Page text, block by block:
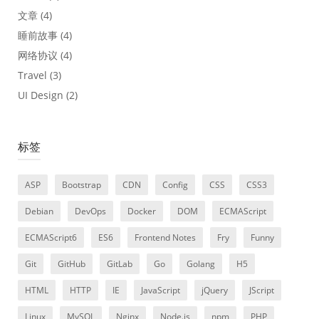
文章 (4)
睡前故事 (4)
网络协议 (4)
Travel (3)
UI Design (2)
标签
ASP Bootstrap CDN Config CSS CSS3
Debian DevOps Docker DOM ECMAScript
ECMAScript6 ES6 Frontend Notes Fry Funny
Git GitHub GitLab Go Golang H5
HTML HTTP IE JavaScript jQuery JScript
Linux MySQL Nginx Node.js npm PHP